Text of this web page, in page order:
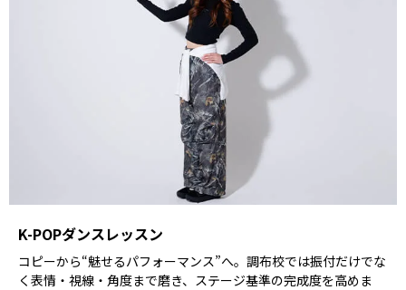
K-POPダンスレッスン
コピーから“魅せるパフォーマンス”へ。調布校では振付だけでな
く表情・視線・角度まで磨き、ステージ基準の完成度を高めま